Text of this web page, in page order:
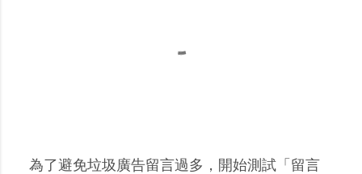
為了避免垃圾廣告留言過多，開始測試「留言